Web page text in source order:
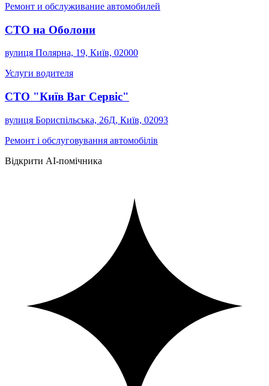
Ремонт и обслуживание автомобилей
СТО на Оболони
вулиця Полярна, 19, Київ, 02000
Услуги водителя
СТО "Київ Ваг Сервіс"
вулиця Бориспільська, 26Д, Київ, 02093
Ремонт і обслуговування автомобілів
Відкрити AI-помічника